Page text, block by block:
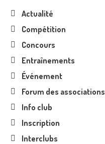
Actualité
Compétition
Concours
Entraînements
Événement
Forum des associations
Info club
Inscription
Interclubs